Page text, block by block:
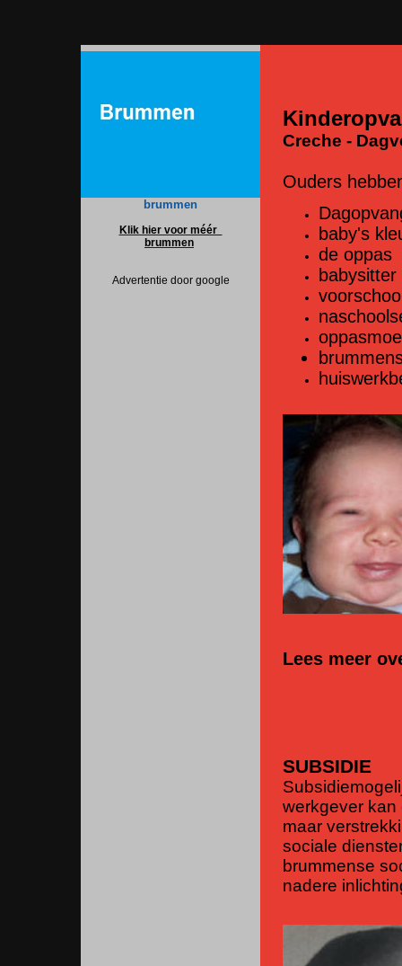
brummen
Klik hier voor méér
brummen
Advertentie door google
Creche -
Ouders
baby's
de oppas
Lees meer
SUBSIDIE
werkgever
maar
sociale
brummense
nadere